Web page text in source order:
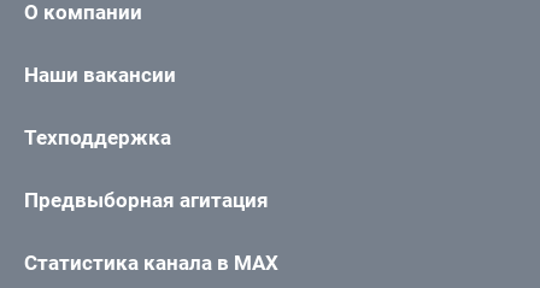
О компании
Наши вакансии
Техподдержка
Предвыборная агитация
Статистика канала в MAX